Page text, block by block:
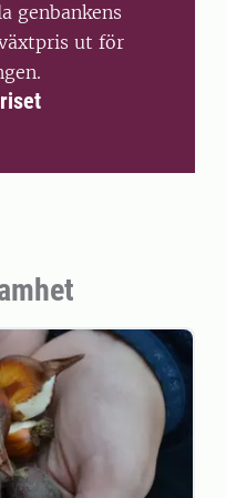
genbankens
ut för